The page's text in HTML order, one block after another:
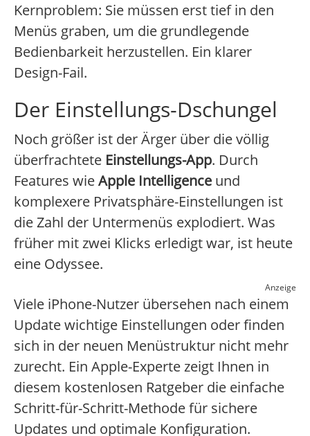
Kernproblem: Sie müssen erst tief in den
Menüs graben, um die grundlegende
Bedienbarkeit herzustellen. Ein klarer
Design-Fail.
Der Einstellungs-Dschungel
Noch größer ist der Ärger über die völlig
überfrachtete Einstellungs-App. Durch
Features wieApple Intelligence und
komplexere Privatsphäre-Einstellungen ist
die Zahl der Untermenüs explodiert. Was
früher mit zwei Klicks erledigt war, ist heute
eine Odyssee.
Anzeige
Viele iPhone-Nutzer übersehen nach einem
Update wichtige Einstellungen oder finden
sich in der neuen Menüstruktur nicht mehr
zurecht. Ein Apple-Experte zeigt Ihnen in
diesem kostenlosen Ratgeber die einfache
Schritt-für-Schritt-Methode für sichere
Updates und optimale Konfiguration.